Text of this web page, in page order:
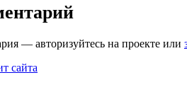
— авторизуйтесь на проекте или
сайта